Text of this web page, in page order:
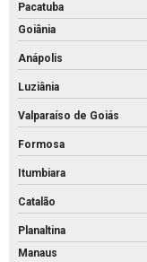
Pacatuba
Goiânia
Anápolis
Luziânia
Valparaíso de Goiás
Formosa
Itumbiara
Catalão
Planaltina
Manaus